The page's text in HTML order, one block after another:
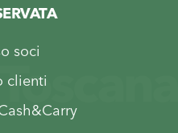
soci
clienti